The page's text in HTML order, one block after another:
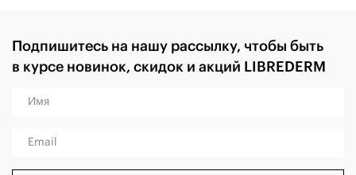
Подпишитесь на нашу рассылку, чтобы быть
в курсе новинок, скидок и акций LIBREDERM
Имя
Email